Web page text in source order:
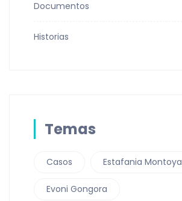
Documentos
Historias
Temas
Casos Estafania Montoya
Evoni Gongora